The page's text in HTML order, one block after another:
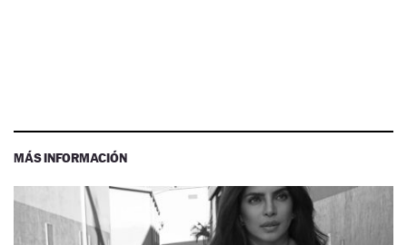
MÁS INFORMACIÓN